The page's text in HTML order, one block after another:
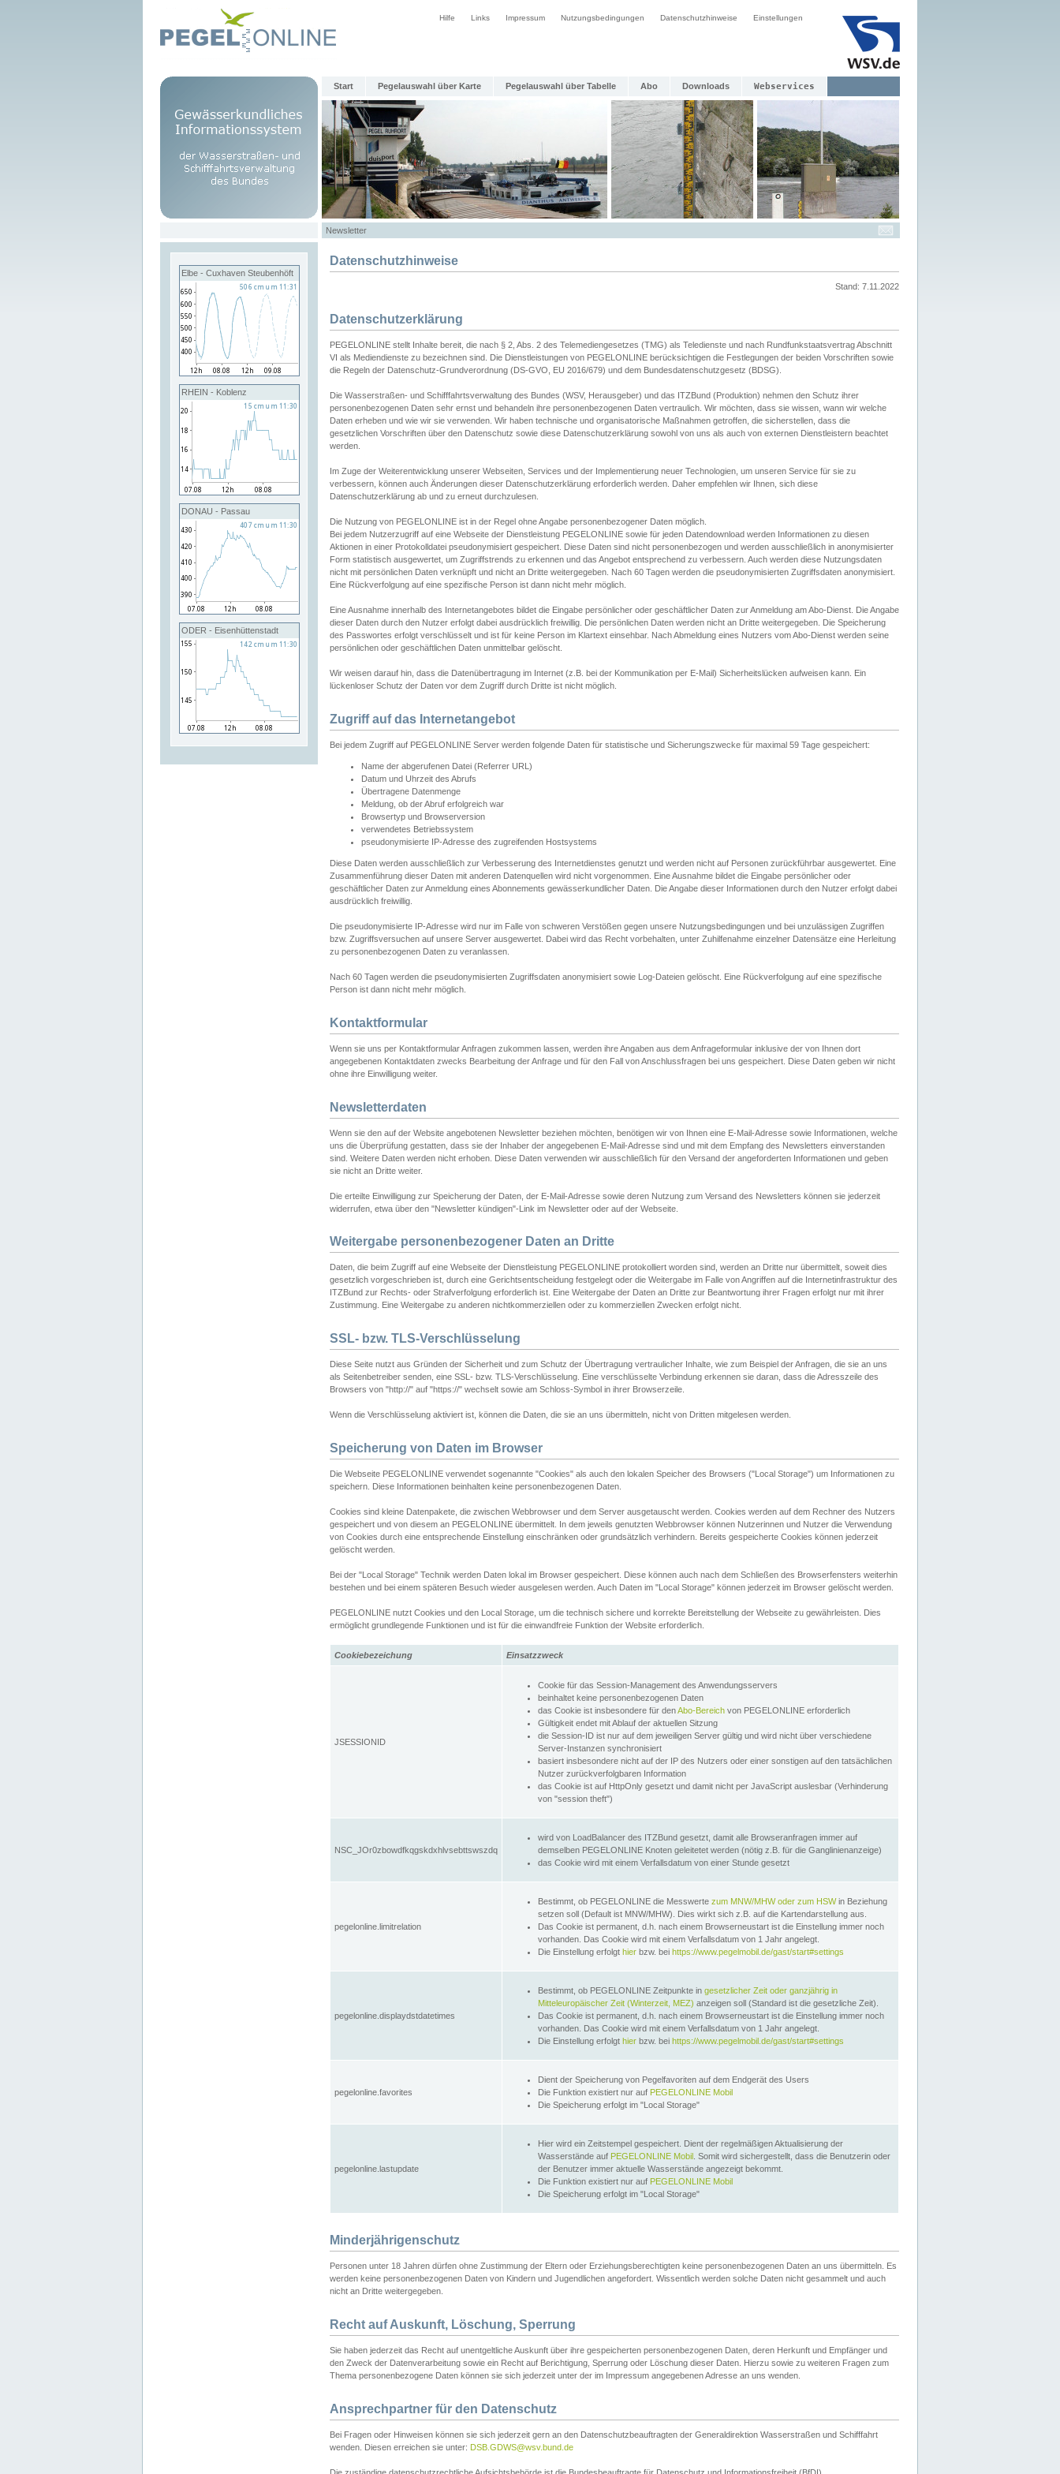
Hilfe Links Impressum Nutzungsbedingungen Datenschutzhinweise Einstellungen
Start Pegelauswahl über Karte Pegelauswahl über Tabelle Abo Downloads Webservices
Newsletter
Elbe - Cuxhaven Steubenhöft
RHEIN - Koblenz
DONAU - Passau
ODER - Eisenhüttenstadt
Datenschutzhinweise
Stand: 7.11.2022
Datenschutzerklärung
PEGELONLINE stellt Inhalte bereit, die nach § 2, Abs. 2 des Telemediengesetzes (TMG) als Teledienste und nach Rundfunkstaatsvertrag Abschnitt
VI als Mediendienste zu bezeichnen sind. Die Dienstleistungen von PEGELONLINE berücksichtigen die Festlegungen der beiden Vorschriften sowie
die Regeln der Datenschutz-Grundverordnung (DS-GVO, EU 2016/679) und dem Bundesdatenschutzgesetz (BDSG).
Die Wasserstraßen- und Schifffahrtsverwaltung des Bundes (WSV, Herausgeber) und das ITZBund (Produktion) nehmen den Schutz ihrer
personenbezogenen Daten sehr ernst und behandeln ihre personenbezogenen Daten vertraulich. Wir möchten, dass sie wissen, wann wir welche
Daten erheben und wie wir sie verwenden. Wir haben technische und organisatorische Maßnahmen getroffen, die sicherstellen, dass die
gesetzlichen Vorschriften über den Datenschutz sowie diese Datenschutzerklärung sowohl von uns als auch von externen Dienstleistern beachtet
werden.
Im Zuge der Weiterentwicklung unserer Webseiten, Services und der Implementierung neuer Technologien, um unseren Service für sie zu
verbessern, können auch Änderungen dieser Datenschutzerklärung erforderlich werden. Daher empfehlen wir Ihnen, sich diese
Datenschutzerklärung ab und zu erneut durchzulesen.
Die Nutzung von PEGELONLINE ist in der Regel ohne Angabe personenbezogener Daten möglich.
Bei jedem Nutzerzugriff auf eine Webseite der Dienstleistung PEGELONLINE sowie für jeden Datendownload werden Informationen zu diesen
Aktionen in einer Protokolldatei pseudonymisiert gespeichert. Diese Daten sind nicht personenbezogen und werden ausschließlich in anonymisierter
Form statistisch ausgewertet, um Zugriffstrends zu erkennen und das Angebot entsprechend zu verbessern. Auch werden diese Nutzungsdaten
nicht mit persönlichen Daten verknüpft und nicht an Dritte weitergegeben. Nach 60 Tagen werden die pseudonymisierten Zugriffsdaten anonymisiert.
Eine Rückverfolgung auf eine spezifische Person ist dann nicht mehr möglich.
Eine Ausnahme innerhalb des Internetangebotes bildet die Eingabe persönlicher oder geschäftlicher Daten zur Anmeldung am Abo-Dienst. Die Angabe
dieser Daten durch den Nutzer erfolgt dabei ausdrücklich freiwillig. Die persönlichen Daten werden nicht an Dritte weitergegeben. Die Speicherung
des Passwortes erfolgt verschlüsselt und ist für keine Person im Klartext einsehbar. Nach Abmeldung eines Nutzers vom Abo-Dienst werden seine
persönlichen oder geschäftlichen Daten unmittelbar gelöscht.
Wir weisen darauf hin, dass die Datenübertragung im Internet (z.B. bei der Kommunikation per E-Mail) Sicherheitslücken aufweisen kann. Ein
lückenloser Schutz der Daten vor dem Zugriff durch Dritte ist nicht möglich.
Zugriff auf das Internetangebot
Bei jedem Zugriff auf PEGELONLINE Server werden folgende Daten für statistische und Sicherungszwecke für maximal 59 Tage gespeichert:
Name der abgerufenen Datei (Referrer URL)
Datum und Uhrzeit des Abrufs
Übertragene Datenmenge
Meldung, ob der Abruf erfolgreich war
Browsertyp und Browserversion
verwendetes Betriebssystem
pseudonymisierte IP-Adresse des zugreifenden Hostsystems
Diese Daten werden ausschließlich zur Verbesserung des Internetdienstes genutzt und werden nicht auf Personen zurückführbar ausgewertet. Eine
Zusammenführung dieser Daten mit anderen Datenquellen wird nicht vorgenommen. Eine Ausnahme bildet die Eingabe persönlicher oder
geschäftlicher Daten zur Anmeldung eines Abonnements gewässerkundlicher Daten. Die Angabe dieser Informationen durch den Nutzer erfolgt dabei
ausdrücklich freiwillig.
Die pseudonymisierte IP-Adresse wird nur im Falle von schweren Verstößen gegen unsere Nutzungsbedingungen und bei unzulässigen Zugriffen
bzw. Zugriffsversuchen auf unsere Server ausgewertet. Dabei wird das Recht vorbehalten, unter Zuhilfenahme einzelner Datensätze eine Herleitung
zu personenbezogenen Daten zu veranlassen.
Nach 60 Tagen werden die pseudonymisierten Zugriffsdaten anonymisiert sowie Log-Dateien gelöscht. Eine Rückverfolgung auf eine spezifische
Person ist dann nicht mehr möglich.
Kontaktformular
Wenn sie uns per Kontaktformular Anfragen zukommen lassen, werden ihre Angaben aus dem Anfrageformular inklusive der von Ihnen dort
angegebenen Kontaktdaten zwecks Bearbeitung der Anfrage und für den Fall von Anschlussfragen bei uns gespeichert. Diese Daten geben wir nicht
ohne ihre Einwilligung weiter.
Newsletterdaten
Wenn sie den auf der Website angebotenen Newsletter beziehen möchten, benötigen wir von Ihnen eine E-Mail-Adresse sowie Informationen, welche
uns die Überprüfung gestatten, dass sie der Inhaber der angegebenen E-Mail-Adresse sind und mit dem Empfang des Newsletters einverstanden
sind. Weitere Daten werden nicht erhoben. Diese Daten verwenden wir ausschließlich für den Versand der angeforderten Informationen und geben
sie nicht an Dritte weiter.
Die erteilte Einwilligung zur Speicherung der Daten, der E-Mail-Adresse sowie deren Nutzung zum Versand des Newsletters können sie jederzeit
widerrufen, etwa über den "Newsletter kündigen"-Link im Newsletter oder auf der Webseite.
Weitergabe personenbezogener Daten an Dritte
Daten, die beim Zugriff auf eine Webseite der Dienstleistung PEGELONLINE protokolliert worden sind, werden an Dritte nur übermittelt, soweit dies
gesetzlich vorgeschrieben ist, durch eine Gerichtsentscheidung festgelegt oder die Weitergabe im Falle von Angriffen auf die Internetinfrastruktur des
ITZBund zur Rechts- oder Strafverfolgung erforderlich ist. Eine Weitergabe der Daten an Dritte zur Beantwortung ihrer Fragen erfolgt nur mit ihrer
Zustimmung. Eine Weitergabe zu anderen nichtkommerziellen oder zu kommerziellen Zwecken erfolgt nicht.
SSL- bzw. TLS-Verschlüsselung
Diese Seite nutzt aus Gründen der Sicherheit und zum Schutz der Übertragung vertraulicher Inhalte, wie zum Beispiel der Anfragen, die sie an uns
als Seitenbetreiber senden, eine SSL- bzw. TLS-Verschlüsselung. Eine verschlüsselte Verbindung erkennen sie daran, dass die Adresszeile des
Browsers von "http://" auf "https://" wechselt sowie am Schloss-Symbol in ihrer Browserzeile.
Wenn die Verschlüsselung aktiviert ist, können die Daten, die sie an uns übermitteln, nicht von Dritten mitgelesen werden.
Speicherung von Daten im Browser
Die Webseite PEGELONLINE verwendet sogenannte "Cookies" als auch den lokalen Speicher des Browsers ("Local Storage") um Informationen zu
speichern. Diese Informationen beinhalten keine personenbezogenen Daten.
Cookies sind kleine Datenpakete, die zwischen Webbrowser und dem Server ausgetauscht werden. Cookies werden auf dem Rechner des Nutzers
gespeichert und von diesem an PEGELONLINE übermittelt. In dem jeweils genutzten Webbrowser können Nutzerinnen und Nutzer die Verwendung
von Cookies durch eine entsprechende Einstellung einschränken oder grundsätzlich verhindern. Bereits gespeicherte Cookies können jederzeit
gelöscht werden.
Bei der "Local Storage" Technik werden Daten lokal im Browser gespeichert. Diese können auch nach dem Schließen des Browserfensters weiterhin
bestehen und bei einem späteren Besuch wieder ausgelesen werden. Auch Daten im "Local Storage" können jederzeit im Browser gelöscht werden.
PEGELONLINE nutzt Cookies und den Local Storage, um die technisch sichere und korrekte Bereitstellung der Webseite zu gewährleisten. Dies
ermöglicht grundlegende Funktionen und ist für die einwandfreie Funktion der Website erforderlich.
Cookiebezeichung Einsatzzweck
JSESSIONID
Cookie für das Session-Management des Anwendungsservers
beinhaltet keine personenbezogenen Daten
das Cookie ist insbesondere für denAbo-Bereich von PEGELONLINE erforderlich
Gültigkeit endet mit Ablauf der aktuellen Sitzung
die Session-ID ist nur auf dem jeweiligen Server gültig und wird nicht über verschiedene
Server-Instanzen synchronisiert
basiert insbesondere nicht auf der IP des Nutzers oder einer sonstigen auf den tatsächlichen
Nutzer zurückverfolgbaren Information
das Cookie ist auf HttpOnly gesetzt und damit nicht per JavaScript auslesbar (Verhinderung
von "session theft")
NSC_JOr0zbowdfkqgskdxhlvsebttswszdq
wird von LoadBalancer des ITZBund gesetzt, damit alle Browseranfragen immer auf
demselben PEGELONLINE Knoten geleitetet werden (nötig z.B. für die Ganglinienanzeige)
das Cookie wird mit einem Verfallsdatum von einer Stunde gesetzt
pegelonline.limitrelation
Bestimmt, ob PEGELONLINE die Messwerte zum MNW/MHW oder zum HSWin Beziehung
setzen soll (Default ist MNW/MHW). Dies wirkt sich z.B. auf die Kartendarstellung aus.
Das Cookie ist permanent, d.h. nach einem Browserneustart ist die Einstellung immer noch
vorhanden. Das Cookie wird mit einem Verfallsdatum von 1 Jahr angelegt.
Die Einstellung erfolgt hier bzw. bei https://www.pegelmobil.de/gast/start#settings
pegelonline.displaydstdatetimes
Bestimmt, ob PEGELONLINE Zeitpunkte in gesetzlicher Zeit oder ganzjährig in
Mitteleuropäischer Zeit (Winterzeit, MEZ) anzeigen soll (Standard ist die gesetzliche Zeit).
Das Cookie ist permanent, d.h. nach einem Browserneustart ist die Einstellung immer noch
vorhanden. Das Cookie wird mit einem Verfallsdatum von 1 Jahr angelegt.
Die Einstellung erfolgt hier bzw. bei https://www.pegelmobil.de/gast/start#settings
pegelonline.favorites
Dient der Speicherung von Pegelfavoriten auf dem Endgerät des Users
Die Funktion existiert nur auf PEGELONLINE Mobil
Die Speicherung erfolgt im "Local Storage"
pegelonline.lastupdate
Hier wird ein Zeitstempel gespeichert. Dient der regelmäßigen Aktualisierung der
Wasserstände auf PEGELONLINE Mobil . Somit wird sichergestellt, dass die Benutzerin oder
der Benutzer immer aktuelle Wasserstände angezeigt bekommt.
Die Funktion existiert nur auf PEGELONLINE Mobil
Die Speicherung erfolgt im "Local Storage"
Minderjährigenschutz
Personen unter 18 Jahren dürfen ohne Zustimmung der Eltern oder Erziehungsberechtigten keine personenbezogenen Daten an uns übermitteln. Es
werden keine personenbezogenen Daten von Kindern und Jugendlichen angefordert. Wissentlich werden solche Daten nicht gesammelt und auch
nicht an Dritte weitergegeben.
Recht auf Auskunft, Löschung, Sperrung
Sie haben jederzeit das Recht auf unentgeltliche Auskunft über ihre gespeicherten personenbezogenen Daten, deren Herkunft und Empfänger und
den Zweck der Datenverarbeitung sowie ein Recht auf Berichtigung, Sperrung oder Löschung dieser Daten. Hierzu sowie zu weiteren Fragen zum
Thema personenbezogene Daten können sie sich jederzeit unter der im Impressum angegebenen Adresse an uns wenden.
Ansprechpartner für den Datenschutz
Bei Fragen oder Hinweisen können sie sich jederzeit gern an den Datenschutzbeauftragten der Generaldirektion Wasserstraßen und Schifffahrt
wenden. Diesen erreichen sie unter: DSB.GDWS@wsv.bund.de